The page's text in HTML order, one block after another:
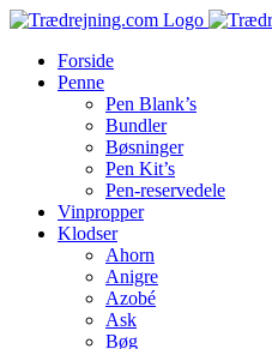
Skip
contentForside
Penne
Pen Blank’s
Bundler
Bøsninger
Pen Kit’s
Pen-reservedele
Vinpropper
Klodser
Ahorn
Anigre
Azobé
Ask
Bøg